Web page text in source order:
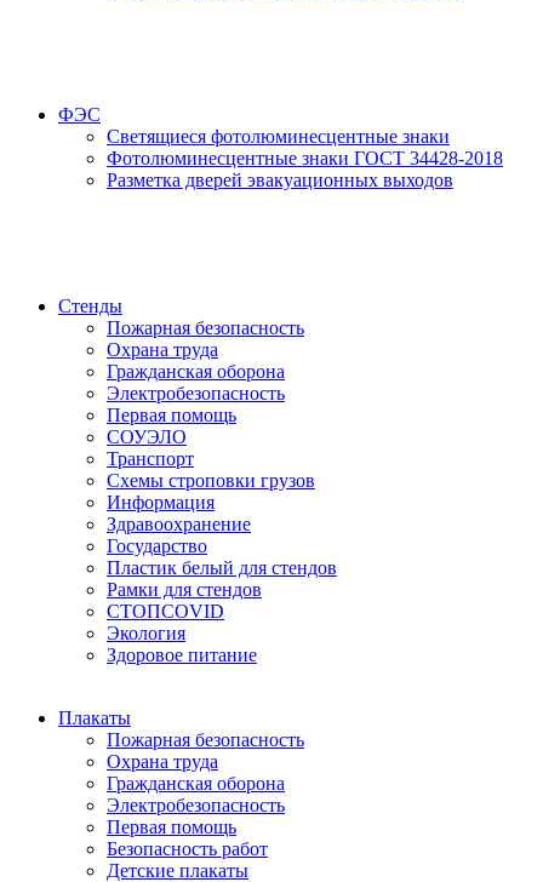
ФЭС
Светящиеся фотолюминесцентные знаки
Фотолюминесцентные знаки ГОСТ 34428-2018
Разметка дверей эвакуационных выходов
Стенды
Пожарная безопасность
Охрана труда
Гражданская оборона
Электробезопасность
Первая помощь
СОУЭЛО
Транспорт
Схемы строповки грузов
Информация
Здравоохранение
Государство
Пластик белый для стендов
Рамки для стендов
СТОПCOVID
Экология
Здоровое питание
Плакаты
Пожарная безопасность
Охрана труда
Гражданская оборона
Электробезопасность
Первая помощь
Безопасность работ
Детские плакаты